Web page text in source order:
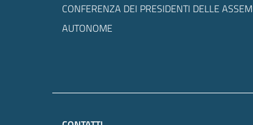
CONFERENZA DEI PRESIDENTI DELLE
AUTONOME